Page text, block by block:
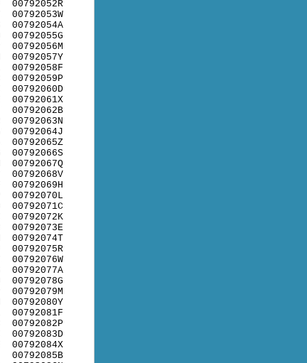
00792052R
00792053W
00792054A
00792055G
00792056M
00792057Y
00792058F
00792059P
00792060D
00792061X
00792062B
00792063N
00792064J
00792065Z
00792066S
00792067Q
00792068V
00792069H
00792070L
00792071C
00792072K
00792073E
00792074T
00792075R
00792076W
00792077A
00792078G
00792079M
00792080Y
00792081F
00792082P
00792083D
00792084X
00792085B